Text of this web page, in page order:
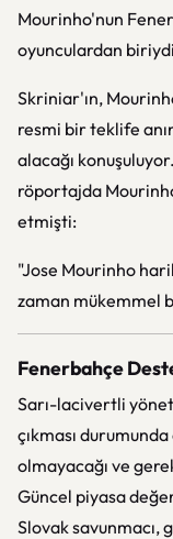
Mourinho'nun
oyunculardan
Skriniar'ın,
resmi bir teklife
alacağı
röportajda
etmişti:
"Jose Mourinho
zaman mükemmel
Fenerbahçe
Sarı-lacivertli
çıkması
olmayacağı ve
Güncel piyasa
Slovak savunmacı,